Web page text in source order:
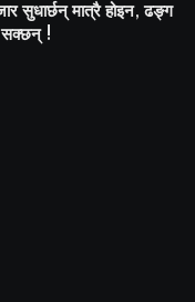
सुधार्छन् मात्रै होइन, ढङ्ग
सक्छन् !